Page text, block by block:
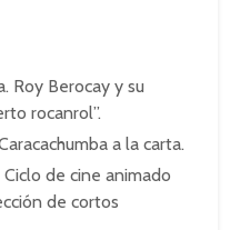
Roy Berocay y su
rocanrol”.
a la carta.
de cine animado
de cortos